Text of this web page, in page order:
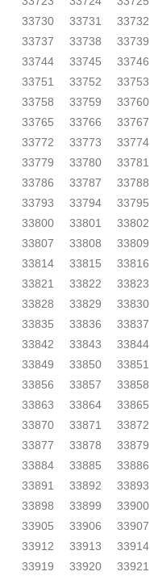
33730
33731 33732
33737
33738 33739
33744
33745 33746
33751
33752 33753
33758
33759 33760
33765
33766 33767
33772
33773 33774
33779
33780 33781
33786
33787 33788
33793
33794 33795
33800
33801 33802
33807
33808 33809
33814
33815 33816
33821
33822 33823
33828
33829 33830
33835
33836 33837
33842
33843 33844
33849
33850 33851
33856
33857 33858
33863
33864 33865
33870
33871 33872
33877
33878 33879
33884
33885 33886
33891
33892 33893
33898
33899 33900
33905
33906 33907
33912
33913 33914
33919
33920 33921